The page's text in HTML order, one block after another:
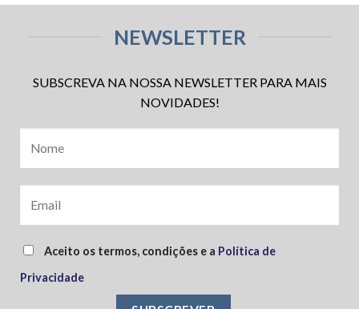
NEWSLETTER
SUBSCREVA NA NOSSA NEWSLETTER PARA MAIS
NOVIDADES!
Aceito os termos, condições e a Política de
Privacidade